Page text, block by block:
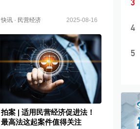
快讯· 民营经济 2025-08-16
拍案 | 适用民营经济促进法！
最高法这起案件值得关注
3
4
5
7
8